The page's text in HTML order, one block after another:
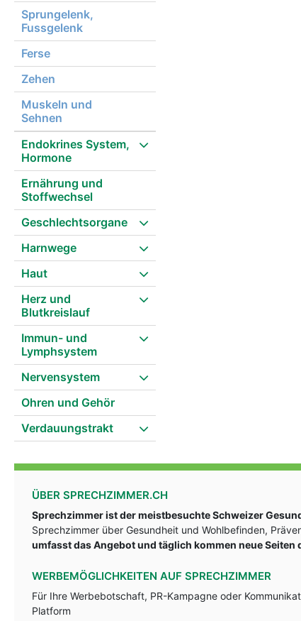
Sprungelenk,
Fussgelenk
Ferse
Zehen
Muskeln und
Sehnen
Endokrines System,
Hormone
Ernährung und
Stoffwechsel
Geschlechtsorgane
Harnwege
Haut
Herz und
Blutkreislauf
Immun- und
Lymphsystem
Nervensystem
Ohren und Gehör
Verdauungstrakt
ÜBER SPRECHZIMMER.CH
Sprechzimmer ist der meistbesuchte Schweizer
Sprechzimmer über Gesundheit und Wohlbefinden,
umfasst das Angebot und täglich kommen neue Seiten
WERBEMÖGLICHKEITEN AUF SPRECHZIMMER
Für Ihre Werbebotschaft, PR-Kampagne oder
Platform